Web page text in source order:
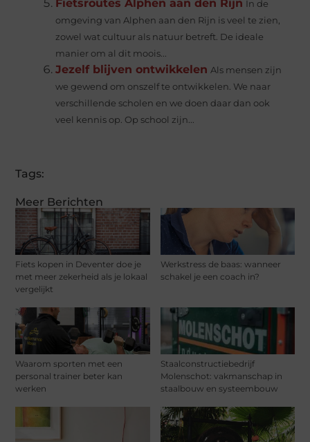
Meer Berichten
Fiets kopen in Deventer doe je
met meer zekerheid als je lokaal
vergelijkt
Werkstress de baas: wanneer
schakel je een coach in?
Waarom sporten met een
personal trainer beter kan
werken
Staalconstructiebedrijf
Molenschot: vakmanschap in
staalbouw en systeembouw
Fietsroutes Alphen aan den Rijn In de
omgeving van Alphen aan den Rijn is veel te zien,
zowel wat cultuur als natuur betreft. De ideale
manier om al dit moois...
Jezelf blijven ontwikkelen Als mensen zijn
we gewend om onszelf te ontwikkelen. We naar
verschillende scholen en we doen daar dan ook
veel kennis op. Op school zijn...
Tags: